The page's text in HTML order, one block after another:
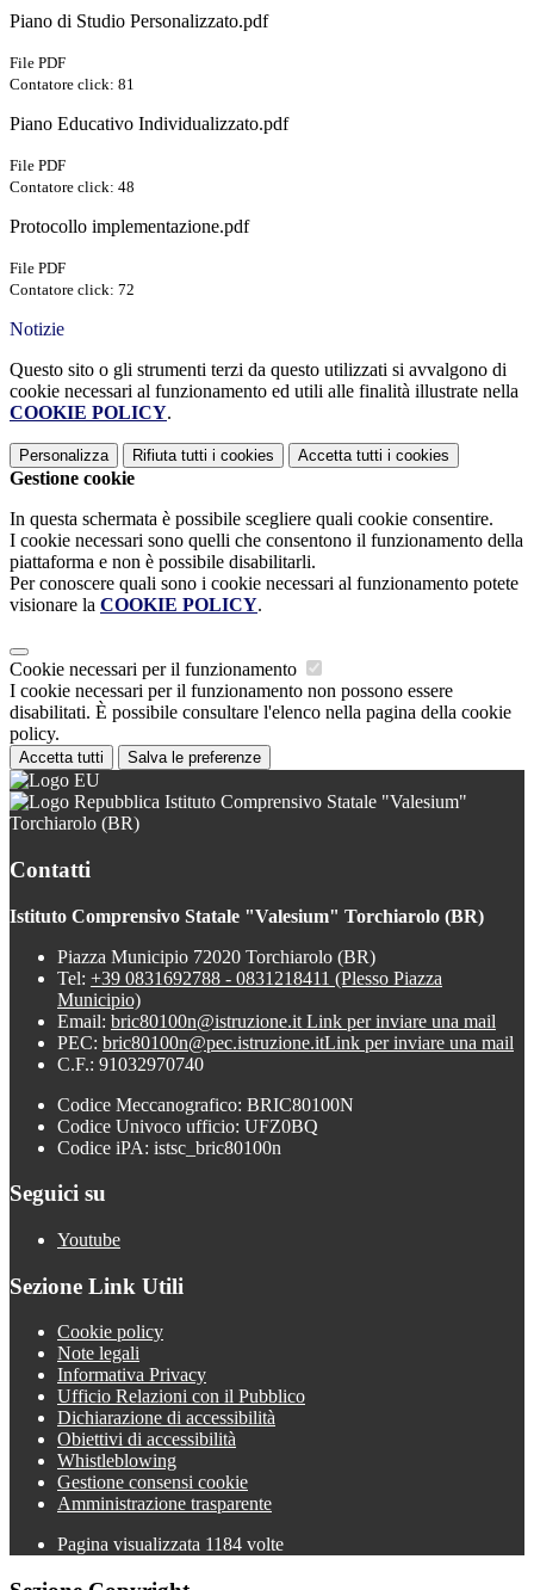
Piano di Studio Personalizzato.pdf
File PDF
Contatore click: 81
Piano Educativo Individualizzato.pdf
File PDF
Contatore click: 48
Protocollo implementazione.pdf
File PDF
Contatore click: 72
Notizie
Questo sito o gli strumenti terzi da questo utilizzati si avvalgono di
cookie necessari al funzionamento ed utili alle finalità illustrate nella
COOKIE POLICY.
Personalizza Rifiuta tutti i cookies Accetta tutti i cookies
Gestione cookie
In questa schermata è possibile scegliere quali cookie consentire.
I cookie necessari sono quelli che consentono il funzionamento della
piattaforma e non è possibile disabilitarli.
Per conoscere quali sono i cookie necessari al funzionamento potete
visionare la COOKIE POLICY.
Cookie necessari per il funzionamento
I cookie necessari per il funzionamento non possono essere
disabilitati. È possibile consultare l'elenco nella pagina della cookie
policy.
Accetta tutti Salva le preferenze
Istituto Comprensivo Statale "Valesium"
Torchiarolo (BR)
Contatti
Istituto Comprensivo Statale "Valesium" Torchiarolo (BR)
Piazza Municipio 72020 Torchiarolo (BR)
Tel: +39 0831692788 - 0831218411 (Plesso Piazza
Municipio)
Email: bric80100n@istruzione.it Link per inviare una mail
PEC: bric80100n@pec.istruzione.itLink per inviare una mail
C.F.: 91032970740
Codice Meccanografico: BRIC80100N
Codice Univoco ufficio: UFZ0BQ
Codice iPA: istsc_bric80100n
Seguici su
Youtube
Sezione Link Utili
Cookie policy
Note legali
Informativa Privacy
Ufficio Relazioni con il Pubblico
Dichiarazione di accessibilità
Obiettivi di accessibilità
Whistleblowing
Gestione consensi cookie
Amministrazione trasparente
Pagina visualizzata 1184 volte